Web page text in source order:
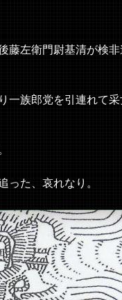
左衛門尉基清が検
族郎党を引連れて
た、哀れなり。